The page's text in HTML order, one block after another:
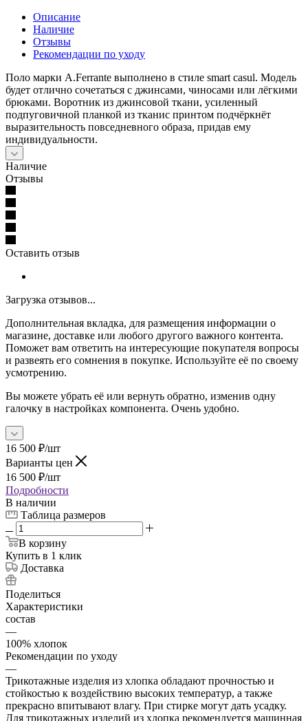
Описание
Наличие
Отзывы
Рекомендации по уходу
Поло марки A.Ferrante выполнено в стиле smart casul. Модель
будет отлично сочетаться с джинсами, чиносами или лёгкими
брюками. Воротник из джинсовой ткани, усиленный
подпуговичной планкой из тканис принтом подчёркнёт
выразительность повседневного образа, придав ему
индивидуальности.
Наличие
Отзывы
Оставить отзыв
Загрузка отзывов...
Дополнительная вкладка, для размещения информации о
магазине, доставке или любого другого важного контента.
Поможет вам ответить на интересующие покупателя вопросы
и развеять его сомнения в покупке. Используйте её по своему
усмотрению.
Вы можете убрать её или вернуть обратно, изменив одну
галочку в настройках компонента. Очень удобно.
16 500 ₽/шт
Варианты цен
16 500 ₽/шт
Подробности
В наличии
Таблица размеров
В корзину
Купить в 1 клик
Доставка
Поделиться
Характеристики
состав
—
100% хлопок
Рекомендации по уходу
—
Трикотажные изделия из хлопка обладают прочностью и
стойкостью к воздействию высоких температур, а также
прекрасно впитывают влагу. При стирке могут дать усадку.
Для трикотажных изделий из хлопка рекомендуется машинная